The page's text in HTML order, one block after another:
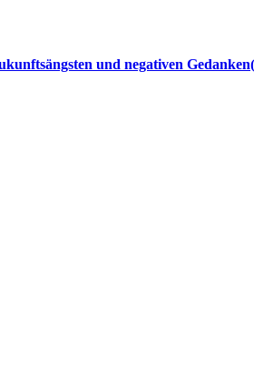
und negativen Gedanken